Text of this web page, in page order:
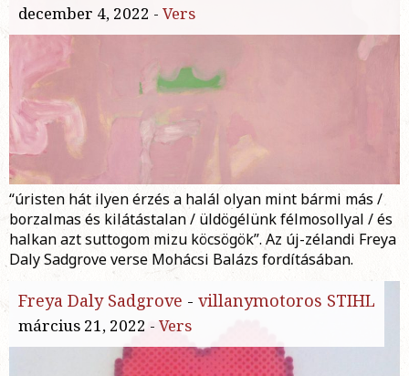
december 4, 2022 - Vers
“úristen hát ilyen érzés a halál olyan mint bármi más /
borzalmas és kilátástalan / üldögélünk félmosollyal / és
halkan azt suttogom mizu köcsögök”. Az új-zélandi Freya
Daly Sadgrove verse Mohácsi Balázs fordításában.
Freya Daly Sadgrove - villanymotoros STIHL
március 21, 2022 - Vers